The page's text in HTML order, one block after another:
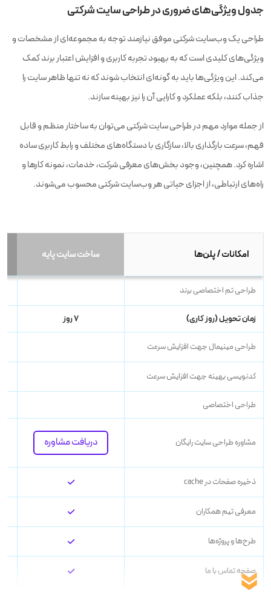
جدول ویژگی‌های ضروری در طراحی سایت شرکتی
طراحی یک وب‌سایت شرکتی موفق نیازمند توجه به مجموعه‌ای از مشخصات و
ویژگی‌های کلیدی است که به بهبود تجربه کاربری و افزایش اعتبار برند کمک
می‌کند. این ویژگی‌ها باید به گونه‌ای انتخاب شوند که نه تنها ظاهر سایت را
جذاب کنند، بلکه عملکرد و کارایی آن را نیز بهینه سازند.
از جمله موارد مهم در طراحی سایت شرکتی می‌توان به ساختار منظم و قابل
فهم، سرعت بارگذاری بالا، سازگاری با دستگاه‌های مختلف و رابط کاربری ساده
اشاره کرد. همچنین، وجود بخش‌های معرفی شرکت، خدمات، نمونه کارها و
راه‌های ارتباطی، از اجزای حیاتی هر وب‌سایت شرکتی محسوب می‌شوند.
امکانات / پلن‌ها ساخت سایت پایه
طراحی تم اختصاصی برند
زمان تحویل (روز کاری) ۷ روز
طراحیمینیمالجهت افزایش سرعت
کدنویسی بهینه جهت افزایش سرعت
طراحی اختصاصی
مشاوره طراحی سایت رایگان دریافت مشاوره
ذخيره صفحات در cache
معرفی تیم همکاران
طرح‌ها و پروژه‌ها
صفحه تماس با ما